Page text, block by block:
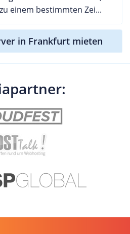
einem bestimmten Zei...
in Frankfurt mieten